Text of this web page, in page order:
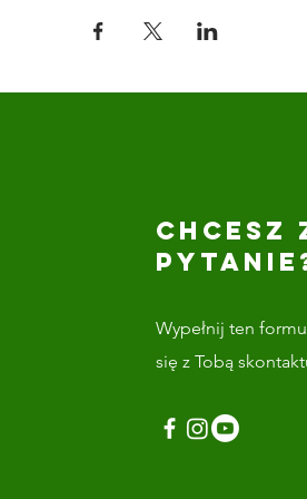
CHCESZ
Wypełnij ten
się z Tobą